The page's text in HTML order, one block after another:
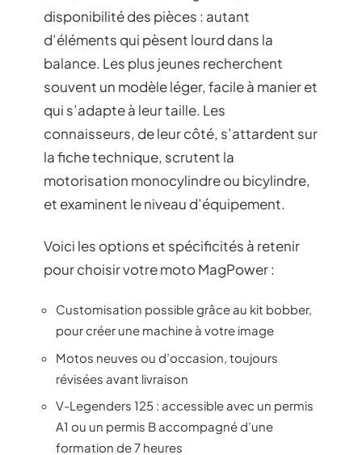
disponibilité des pièces : autant
d’éléments qui pèsent lourd dans la
balance. Les plus jeunes recherchent
souvent un modèle léger, facile à manier et
qui s’adapte à leur taille. Les
connaisseurs, de leur côté, s’attardent sur
la fiche technique, scrutent la
motorisation monocylindre ou bicylindre,
et examinent le niveau d’équipement.
Voici les options et spécificités à retenir
pour choisir votre moto MagPower :
Customisation possible grâce au kit bobber,
pour créer une machine à votre image
Motos neuves ou d’occasion, toujours
révisées avant livraison
V-Legenders 125 : accessible avec un permis
A1 ou un permis B accompagné d’une
formation de 7 heures